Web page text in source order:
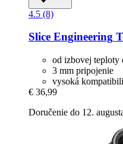
4.5 (8)
Slice Engineering
od izbovej teploty
3 mm pripojenie
vysoká
€ 36,99
Doručenie do 12.